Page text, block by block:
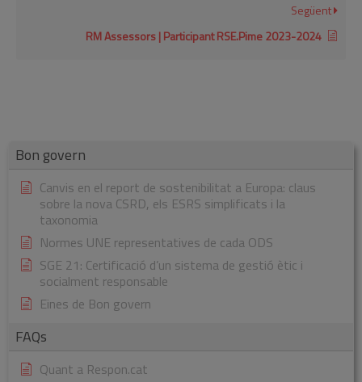
Bon govern
Canvis en el report de sostenibilitat a Europa: claus
sobre la nova CSRD, els ESRS simplificats i la
taxonomia
Normes UNE representatives de cada ODS
SGE 21: Certificació d’un sistema de gestió ètic i
socialment responsable
Eines de Bon govern
FAQs
Quant a Respon.cat
Següent
RM Assessors | Participant RSE.Pime 2023-2024